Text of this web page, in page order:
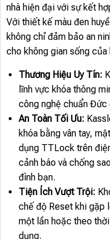
nhà hiện đại với sự kết
Với thiết kế màu đen
không chỉ đảm bảo an
cho không gian sống của
Thương Hiệu Uy Tín:
lĩnh vực khóa thông
công nghệ chuẩn Đức
An Toàn Tối Ưu:
khóa bằng vân tay,
dụng TTLock trên
cảnh báo và chống
đình bạn.
Tiện Ích Vượt Trội:
chế độ Reset khi gặp
một lần hoặc theo
dụng.